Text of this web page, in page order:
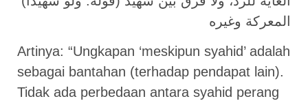
المعركة وغيره
Artinya: “Ungkapan ‘meskipun syahid’ adalah
sebagai bantahan (terhadap pendapat lain).
Tidak ada perbedaan antara syahid perang